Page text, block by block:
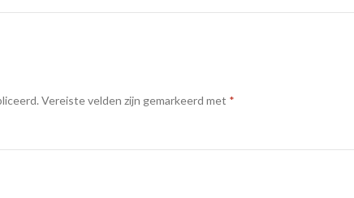
Vereiste velden zijn gemarkeerd met *